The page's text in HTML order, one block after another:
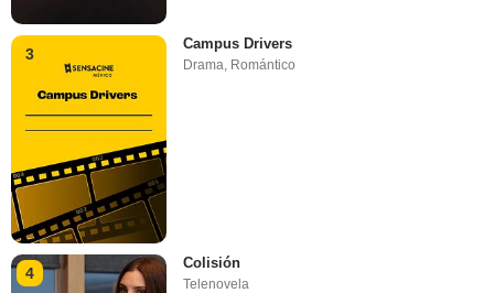
3
Campus Drivers
Drama, Romántico
4
Colisión
Telenovela